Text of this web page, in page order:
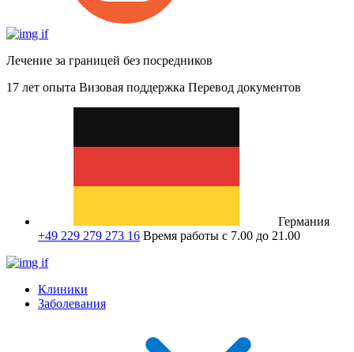
Лечение за границей без посредников
17 лет опыта Визовая поддержка Перевод документов
Германия
+49 229 279 273 16 Время работы с 7.00 до 21.00
Клиники
Заболевания